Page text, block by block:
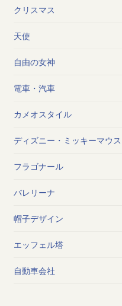
クリスマス
天使
自由の女神
電車・汽車
カメオスタイル
ディズニー・ミッキーマウス
フラゴナール
バレリーナ
帽子デザイン
エッフェル塔
自動車会社